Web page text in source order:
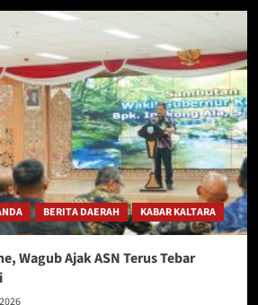
BERITA DAERAH KABAR KALTARA
Wagub Ajak ASN Terus Tebar